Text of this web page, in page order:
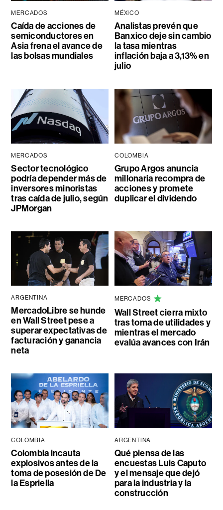
MERCADOS
Caída de acciones de
semiconductores en
Asia frena el avance de
las bolsas mundiales
MÉXICO
Analistas prevén que
Banxico deje sin cambio
la tasa mientras
inflación baja a 3,13% en
julio
MERCADOS
Sector tecnológico
podría depender más de
inversores minoristas
tras caída de julio, según
JPMorgan
COLOMBIA
Grupo Argos anuncia
millonaria recompra de
acciones y promete
duplicar el dividendo
ARGENTINA
MercadoLibre se hunde
en Wall Street pese a
superar expectativas de
facturación y ganancia
neta
MERCADOS
Wall Street cierra mixto
tras toma de utilidades y
mientras el mercado
evalúa avances con Irán
COLOMBIA
Colombia incauta
explosivos antes de la
toma de posesión de De
la Espriella
ARGENTINA
Qué piensa de las
encuestas Luis Caputo
y el mensaje que dejó
para la industria y la
construcción